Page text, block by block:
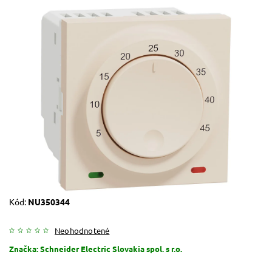
Kód: NU350344
Neohodnotené
Značka:Schneider Electric Slovakia spol. s r.o.